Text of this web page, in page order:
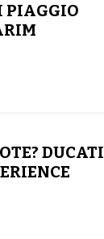
PIAGGIO
DUCATI